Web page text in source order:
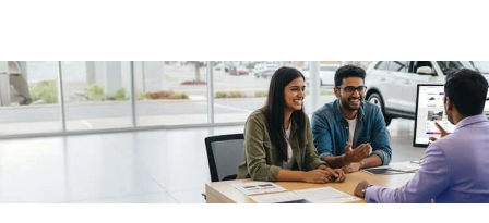
/fragments/plp-details